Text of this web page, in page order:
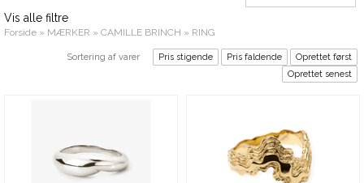
Vis alle filtre
Forside » MÆRKER » CAMILLE BRINCH » RING
Sortering af varer Pris stigende Pris faldende
Oprettet først
Oprettet senest